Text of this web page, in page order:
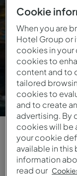
VUE
1/5
Cookie
When you are
Hotel Group or
cookies in your
cookies to
content and to
tailored
cookies to
and to create
advertising. By
cookies will be
your cookie
available in this
information
read our